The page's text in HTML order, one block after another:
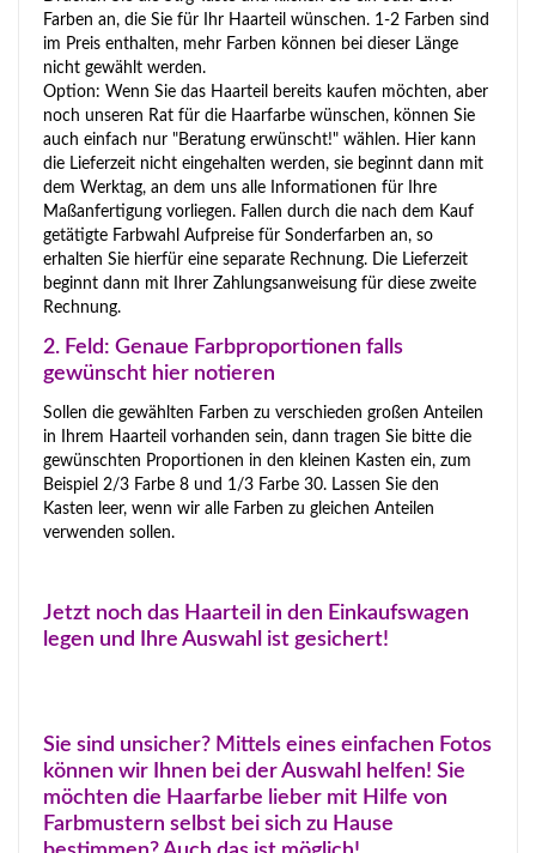
Farben an, die Sie für Ihr Haarteil wünschen. 1-2 Farben sind
im Preis enthalten, mehr Farben können bei dieser Länge
nicht gewählt werden.
Option: Wenn Sie das Haarteil bereits kaufen möchten, aber
noch unseren Rat für die Haarfarbe wünschen, können Sie
auch einfach nur "Beratung erwünscht!" wählen. Hier kann
die Lieferzeit nicht eingehalten werden, sie beginnt dann mit
dem Werktag, an dem uns alle Informationen für Ihre
Maßanfertigung vorliegen. Fallen durch die nach dem Kauf
getätigte Farbwahl Aufpreise für Sonderfarben an, so
erhalten Sie hierfür eine separate Rechnung. Die Lieferzeit
beginnt dann mit Ihrer Zahlungsanweisung für diese zweite
Rechnung.
2. Feld: Genaue Farbproportionen falls
gewünscht hier notieren
Sollen die gewählten Farben zu verschieden großen Anteilen
in Ihrem Haarteil vorhanden sein, dann tragen Sie bitte die
gewünschten Proportionen in den kleinen Kasten ein, zum
Beispiel 2/3 Farbe 8 und 1/3 Farbe 30. Lassen Sie den
Kasten leer, wenn wir alle Farben zu gleichen Anteilen
verwenden sollen.
Jetzt noch das Haarteil in den Einkaufswagen
legen und Ihre Auswahl ist gesichert!
Sie sind unsicher? Mittels eines einfachen Fotos
können wir Ihnen bei der Auswahl helfen! Sie
möchten die Haarfarbe lieber mit Hilfe von
Farbmustern selbst bei sich zu Hause